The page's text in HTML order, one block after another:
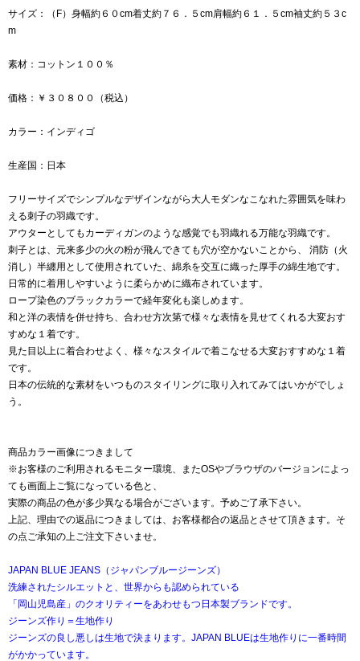
サイズ：（F）身幅約６０cm着丈約７６．５cm肩幅約６１．５cm袖丈約５３c
m
素材：コットン１００％
価格：￥３０８００（税込）
カラー：インディゴ
生産国：日本
フリーサイズでシンプルなデザインながら大人モダンなこなれた雰囲気を味わ
える刺子の羽織です。
アウターとしてもカーディガンのような感覚でも羽織れる万能な羽織です。
刺子とは、元来多少の火の粉が飛んできても穴が空かないことから、 消防（火
消し）半纏用として使用されていた、綿糸を交互に織った厚手の綿生地です。
日常的に着用しやすいように柔らかめに織布されています。
ロープ染色のブラックカラーで経年変化も楽しめます。
和と洋の表情を併せ持ち、合わせ方次第で様々な表情を見せてくれる大変おす
すめな１着です。
見た目以上に着合わせよく、様々なスタイルで着こなせる大変おすすめな１着
です。
日本の伝統的な素材をいつものスタイリングに取り入れてみてはいかがでしょ
う。
商品カラー画像につきまして
※お客様のご利用されるモニター環境、またOSやブラウザのバージョンによっ
ても画面上ご覧になっている色と、
実際の商品の色が多少異なる場合がございます。予めご了承下さい。
上記、理由での返品につきましては、お客様都合の返品とさせて頂きます。そ
の点ご承知の上ご注文下さいませ。
JAPAN BLUE JEANS（ジャパンブルージーンズ）
洗練されたシルエットと、世界からも認められている
「岡山児島産」のクオリティーをあわせもつ日本製ブランドです。
ジーンズ作り＝生地作り
ジーンズの良し悪しは生地で決まります。JAPAN BLUEは生地作りに一番時間
がかかっています。